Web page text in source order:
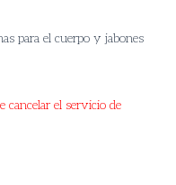
para el cuerpo y jabones
cancelar el servicio de